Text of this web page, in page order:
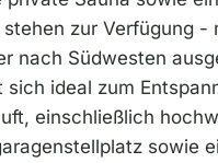
zur Verfügung
nach Südwesten
ideal zum
einschließlich
sowie